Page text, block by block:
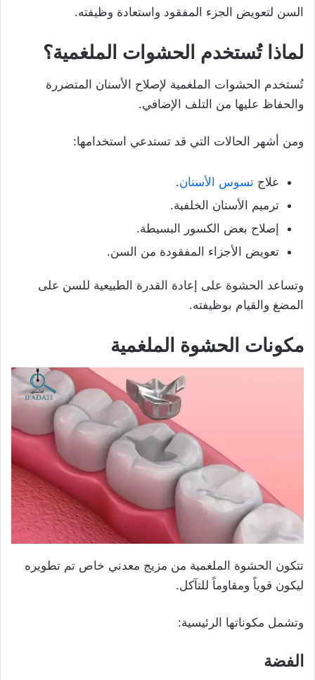
السن لتعويض الجزء المفقود واستعادة وظيفته.
لماذا تُستخدم الحشوات الملغمية؟
تُستخدم الحشوات الملغمية لإصلاح الأسنان المتضررة
والحفاظ عليها من التلف الإضافي.
ومن أشهر الحالات التي قد تستدعي استخدامها:
علاج تسوس الأسنان.
ترميم الأسنان الخلفية.
إصلاح بعض الكسور البسيطة.
تعويض الأجزاء المفقودة من السن.
وتساعد الحشوة على إعادة القدرة الطبيعية للسن على
المضغ والقيام بوظيفته.
مكونات الحشوة الملغمية
تتكون الحشوة الملغمية من مزيج معدني خاص تم تطويره
ليكون قوياً ومقاوماً للتآكل.
وتشمل مكوناتها الرئيسية:
الفضة